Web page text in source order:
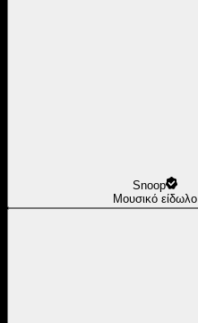
Snoop
Μουσικό είδωλο